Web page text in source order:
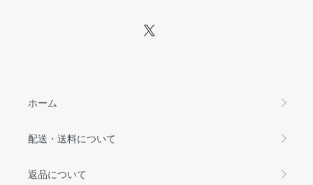
ホーム
配送・送料について
返品について